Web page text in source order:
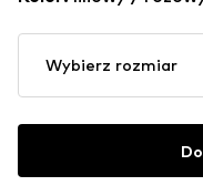
Wybierz rozmiar